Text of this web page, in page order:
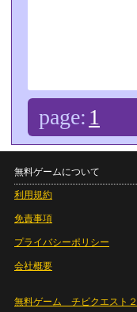
page: 1
無料ゲームについて
利用規約
免責事項
プライバシーポリシー
会社概要
無料ゲーム チビクエスト２